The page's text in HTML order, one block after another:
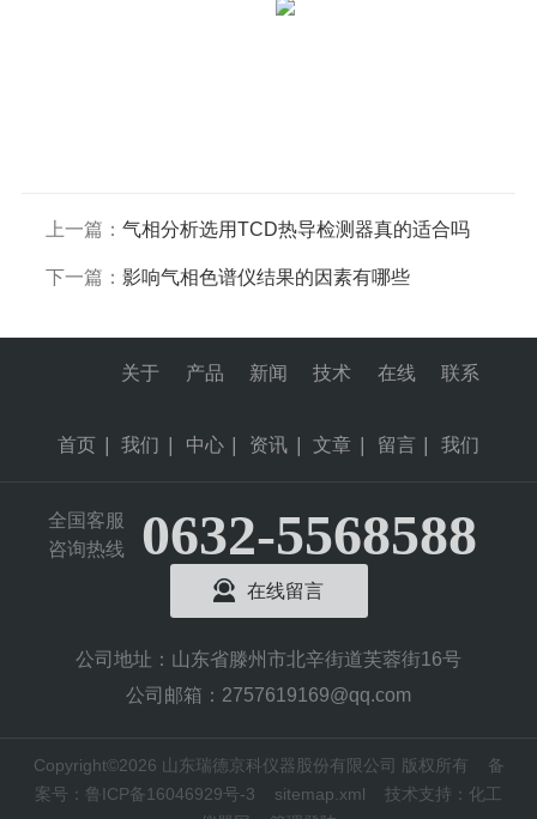
上一篇： 气相分析选用TCD热导检测器真的适合吗
下一篇： 影响气相色谱仪结果的因素有哪些
首页
关于
我们
产品
中心
新闻
资讯
技术
文章
在线
留言
联系
我们
全国客服
咨询热线
0632-5568588
在线留言
公司地址：山东省滕州市北辛街道芙蓉街16号
公司邮箱：2757619169@qq.com
Copyright©2026 山东瑞德京科仪器股份有限公司 版权所有 备
案号：鲁ICP备16046929号-3
sitemap.xml 技术支持： 化工